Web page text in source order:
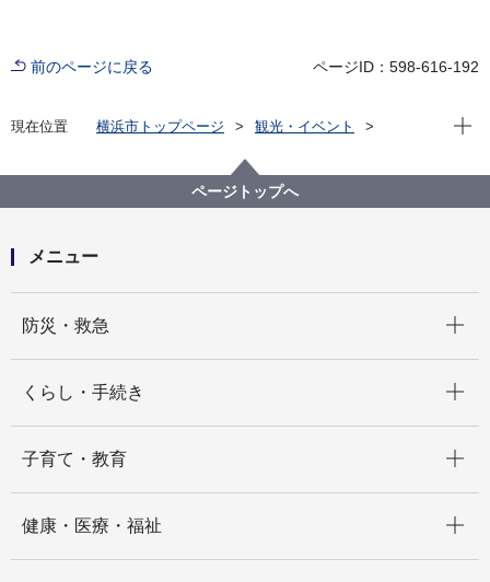
前のページに戻る ページID：598-616-192
現在位置 横浜市トップページ
観光・イベント
横浜国際プールの再整備
横浜国際プール再整備事業について
現在
ページトップへ
メニュー
防災・救急
くらし・手続き
子育て・教育
健康・医療・福祉